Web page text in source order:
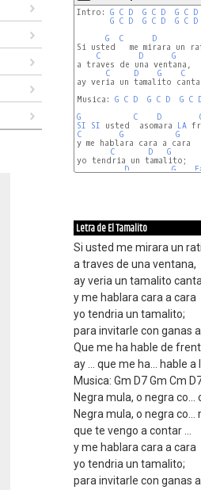
Intro: G C D G C D G C D
G C D G C D G C D
G
C D
Si usted   me mirara un
C
D
G
a traves de una ventana,
C
D G C
ay veria un tamalito
Musica: G C D G C D G C
G
C D
SI
SI usted  asomara LA
C
G
G
y me hablara cara a cara
C
D
G
yo tendria un tamalito;
D
G
Letra de El Tamalito
Si usted me mirara un
a traves de una ventana,
ay veria un tamalito
y me hablara cara a cara
yo tendria un tamalito;
para invitarle con ganas
Que me ha hable de
ay ... que me ha... hable a
Musica: Gm D7 Gm Cm
Negra mula, o negra co...
Negra mula, o negra
que te vengo a contar ...
y me hablara cara a cara
yo tendria un tamalito;
para invitarle con ganas